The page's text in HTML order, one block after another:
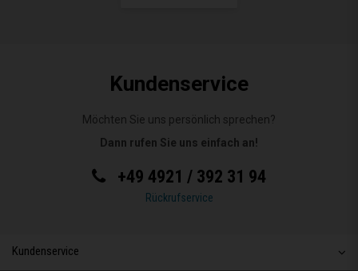
Kundenservice
Möchten Sie uns persönlich sprechen?
Dann rufen Sie uns einfach an!
+49 4921 / 392 31 94
Rückrufservice
Kundenservice